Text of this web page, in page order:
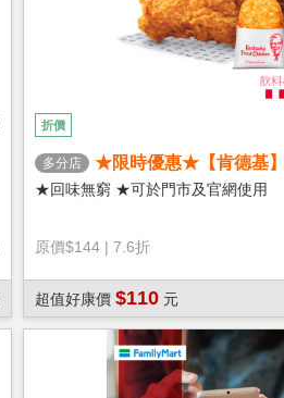
折價
多分店
★限時優惠★【肯德基
樂券
★回味無窮 ★可於門市及官網使用
原價$144 | 7.6折
超值好康價 $110 元